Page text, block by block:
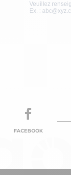
FACEBOOK